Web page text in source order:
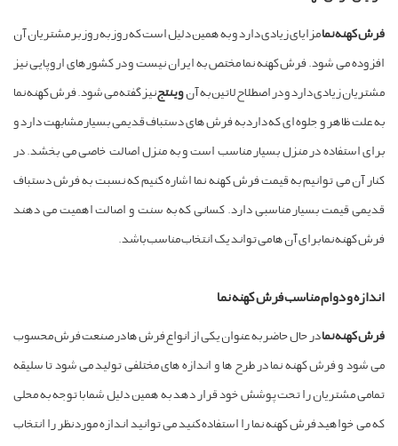
فرش کهنه نمامزایای زیادی دارد و به همین دلیل است که روز به روز بر مشتریان آن
افزوده می شود. فرش کهنه نما مختص به ایران نیست و در کشورهای اروپایی نیز
مشتریان زیادی دارد و در اصطلاح لاتین به آنوینتجنیز گفته می شود. فرش کهنه نما
به علت ظاهر و جلوه ای که دارد به فرش های دستباف قدیمی بسیار مشابهت دارد و
برای استفاده در منزل بسیار مناسب است و به منزل اصالت خاصی می بخشد. در
کنار آن می توانیم به قیمت فرش کهنه نما اشاره کنیم که نسبت به فرش دستباف
قدیمی قیمت بسیار مناسبی دارد. کسانی که به سنت و اصالت اهمیت می دهند
فرش کهنه نما برای آن ها می تواند یک انتخاب مناسب باشد.
اندازه و دوام مناسب فرش کهنه نما
فرش کهنه نمادر حال حاضر به عنوان یکی از انواع فرش ها در صنعت فرش محسوب
می شود و فرش کهنه نما در طرح ها و اندازه های مختلفی تولید می شود تا سلیقه
تمامی مشتریان را تحت پوشش خود قرار دهد به همین دلیل شما با توجه به محلی
که می خواهید فرش کهنه نما را استفاده کنید می توانید اندازه مورد نظر را انتخاب